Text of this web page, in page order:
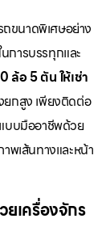
ถขนาดพิเศษอย่าง
การบรรทุกและ
ล้อ 5 ตัน ให้เช่า
ยกสูง เพียงติดต่อ
บบมืออาชีพด้วย
พเส้นทางและหน้า
เครื่องจักร